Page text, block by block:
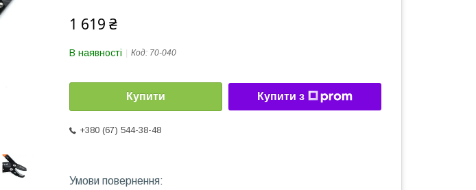
1 619 ₴
В наявності Код: 70-040
Купити Купити з
+380 (67) 544-38-48